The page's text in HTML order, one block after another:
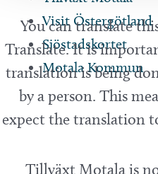
Visit Östergötland
Sjöstadskortet
Motala Kommun
You can translate
Translate. It is
translation is being
by a person. This
expect the translation
Tillväxt Motala is